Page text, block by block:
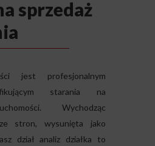
sprzedaż
jest profesjonalnym
starania na
Wychodząc
stron, wysunięta jako
dział analiz działka to